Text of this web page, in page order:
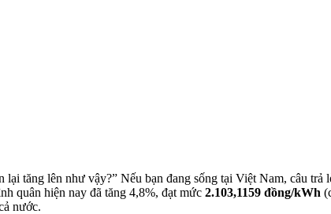
tăng lên như vậy?” Nếu bạn đang sống tại Việt Nam, câu
quân hiện nay đã tăng 4,8%, đạt mức 2.103,1159 đồng/kWh
nước.